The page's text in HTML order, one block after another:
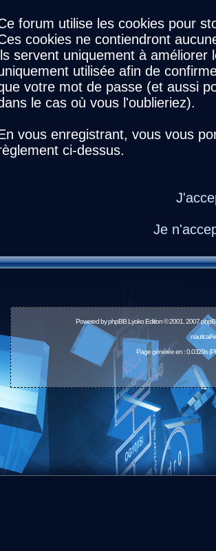
forum utilise les cookies pour
cookies ne contiendront
servent uniquement à
utilisée afin de
votre mot de passe (et aussi
le cas où vous l'oublieriez).
vous enregistrant, vous vous
ci-dessus.
Je
Powered byphpBBLyoko Edition © 2001, 2007
Page générée en : 0.0329s